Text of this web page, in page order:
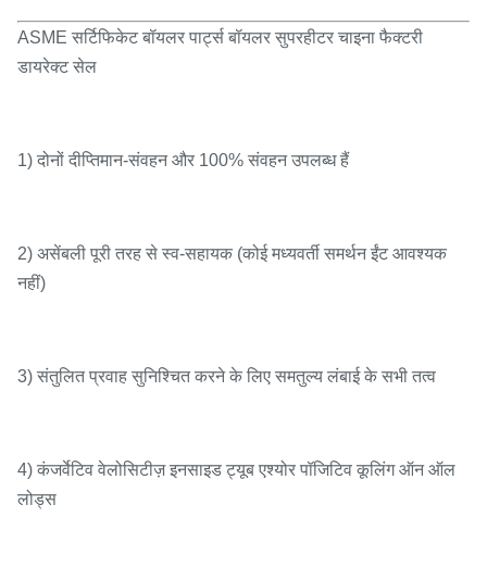
ASME सर्टिफिकेट बॉयलर पार्ट्स बॉयलर सुपरहीटर चाइना फैक्टरी
डायरेक्ट सेल
1) दोनों दीप्तिमान-संवहन और 100% संवहन उपलब्ध हैं
2) असेंबली पूरी तरह से स्व-सहायक (कोई मध्यवर्ती समर्थन ईंट आवश्यक
नहीं)
3) संतुलित प्रवाह सुनिश्चित करने के लिए समतुल्य लंबाई के सभी तत्व
4) कंजर्वेटिव वेलोसिटीज़ इनसाइड ट्यूब एश्योर पॉजिटिव कूलिंग ऑन ऑल
लोड्स